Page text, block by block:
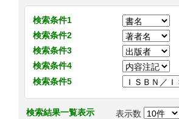
検索条件1
検索条件2
検索条件3
検索条件4
検索条件5
検索結果一覧表示 表示数